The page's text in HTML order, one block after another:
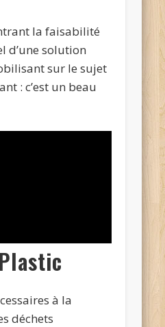
la faisabilité
d’une solution
sur le sujet
: c’est un beau
à la
déchets